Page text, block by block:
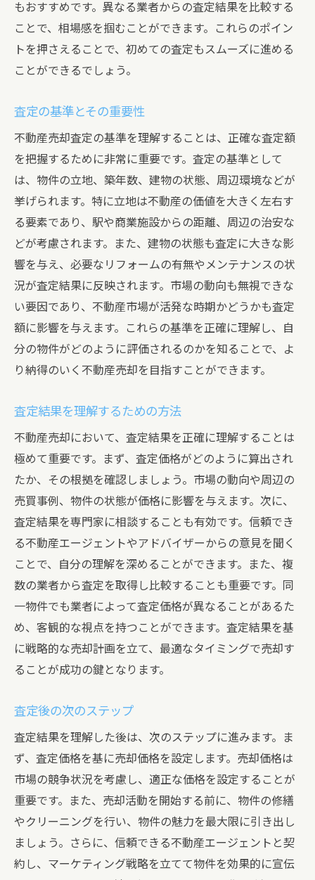
リフォームとその効果的なタイミング
物件の売り時を決める要因
短期的な市場変動への対応
長期的な市場予測と計画
売却タイミングの見極め方
市場分析を活用した売却戦略
売却プロセスをスムーズに進めるための最善の
ステップ
売却プロセスの全体像
時間を効率的に使うためのヒント
トラブルを避けるための予防策
専門家のアドバイスを活用する方法
もおすすめです。異なる業者からの査定結果を比較する
ことで、相場感を掴むことができます。これらのポイン
トを押さえることで、初めての査定もスムーズに進める
ことができるでしょう。
査定の基準とその重要性
不動産売却査定の基準を理解することは、正確な査定額
を把握するために非常に重要です。査定の基準として
は、物件の立地、築年数、建物の状態、周辺環境などが
挙げられます。特に立地は不動産の価値を大きく左右す
る要素であり、駅や商業施設からの距離、周辺の治安な
どが考慮されます。また、建物の状態も査定に大きな影
響を与え、必要なリフォームの有無やメンテナンスの状
況が査定結果に反映されます。市場の動向も無視できな
い要因であり、不動産市場が活発な時期かどうかも査定
額に影響を与えます。これらの基準を正確に理解し、自
分の物件がどのように評価されるのかを知ることで、よ
り納得のいく不動産売却を目指すことができます。
査定結果を理解するための方法
不動産売却において、査定結果を正確に理解することは
極めて重要です。まず、査定価格がどのように算出され
たか、その根拠を確認しましょう。市場の動向や周辺の
売買事例、物件の状態が価格に影響を与えます。次に、
査定結果を専門家に相談することも有効です。信頼でき
る不動産エージェントやアドバイザーからの意見を聞く
ことで、自分の理解を深めることができます。また、複
数の業者から査定を取得し比較することも重要です。同
一物件でも業者によって査定価格が異なることがあるた
め、客観的な視点を持つことができます。査定結果を基
に戦略的な売却計画を立て、最適なタイミングで売却す
ることが成功の鍵となります。
査定後の次のステップ
査定結果を理解した後は、次のステップに進みます。ま
ず、査定価格を基に売却価格を設定します。売却価格は
市場の競争状況を考慮し、適正な価格を設定することが
重要です。また、売却活動を開始する前に、物件の修繕
やクリーニングを行い、物件の魅力を最大限に引き出し
ましょう。さらに、信頼できる不動産エージェントと契
約し、マーケティング戦略を立てて物件を効果的に宣伝